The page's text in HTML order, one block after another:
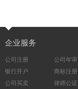
企业服务
公司注册
公司年审
银行开户
商标注册
公司买卖
律师公证